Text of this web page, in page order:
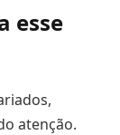
esse
atenção.